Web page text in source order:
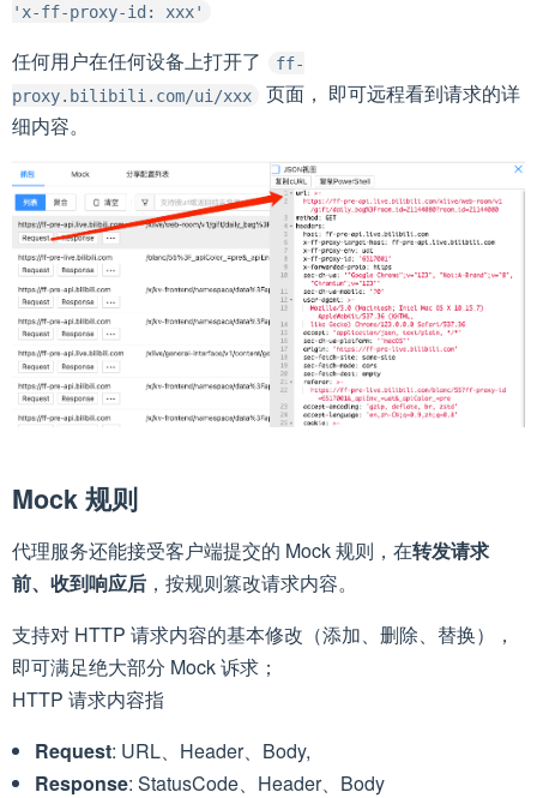
'x-ff-proxy-id: xxx'
任何用户在任何设备上打开了
ff-
proxy.bilibili.com/ui/xxx
页面， 即可远程看到请求的详
细内容。
Mock 规则
代理服务还能接受客户端提交的 Mock 规则，在转发请求
前、收到响应后 ，按规则篡改请求内容。
支持对 HTTP 请求内容的基本修改（添加、删除、替换），
即可满足绝大部分 Mock 诉求；
HTTP 请求内容指
Request: URL、Header、Body,
Response: StatusCode、Header、Body